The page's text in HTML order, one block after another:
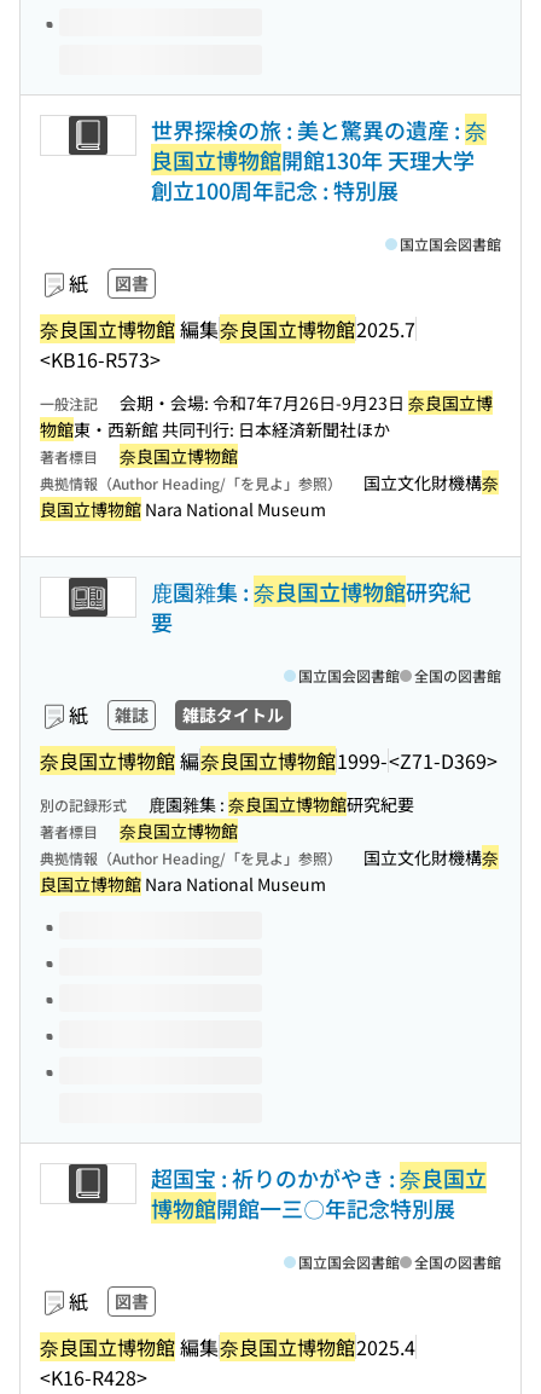
世界探検の旅 : 美と驚異の遺産 :奈
良国立博物館開館130年 天理大学
創立100周年記念 : 特別展
紙 図書
奈良国立博物館編集奈良国立博物館2025.7
<KB16-R573>
国立国会図書館
一般注記 会期・会場: 令和7年7月26日-9月23日 奈良国立博
物館東・西新館 共同刊行: 日本経済新聞社ほか
著者標目 奈良国立博物館
典拠情報（Author Heading/「を見よ」参照） 国立文化財機構奈
良国立博物館 Nara National Museum
鹿園雜集 :奈良国立博物館研究紀
要
紙 雑誌 雑誌タイトル
奈良国立博物館編奈良国立博物館1999-<Z71-D369>
国立国会図書館 全国の図書館
別の記録形式 鹿園雜集 : 奈良国立博物館研究紀要
著者標目 奈良国立博物館
典拠情報（Author Heading/「を見よ」参照） 国立文化財機構奈
良国立博物館 Nara National Museum
このタイトルの巻号
超国宝 : 祈りのかがやき :奈良国立
博物館開館一三〇年記念特別展
紙 図書
奈良国立博物館編集奈良国立博物館2025.4
<K16-R428>
国立国会図書館 全国の図書館